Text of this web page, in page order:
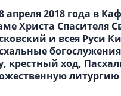
апреля 2018 года в
Христа Спасителя
и всея Руси
крестный ход,